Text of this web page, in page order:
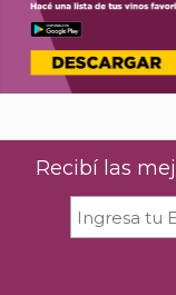
Recibí las